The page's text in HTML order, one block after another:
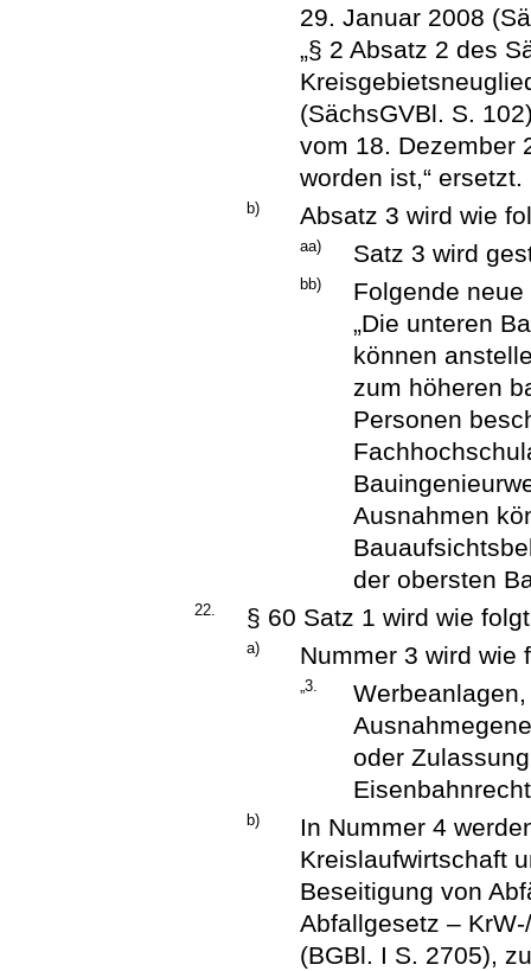
29. Januar 2008
„§ 2 Absatz 2 des
(SächsGVBl. S.
vom 18. Dezember
worden ist,“ ersetzt.
b) Absatz 3 wird wie
aa) Satz 3 wird
bb)
Folgende
„Die unteren
können
zum höheren
Personen
Ausnahmen
der obersten
22. § 60 Satz 1 wird wie
a) Nummer 3 wird wie
„3.
oder
b)
In Nummer 4
Kreislaufwirtschaft
Beseitigung von
Abfallgesetz –
(BGBl. I S. 2705),